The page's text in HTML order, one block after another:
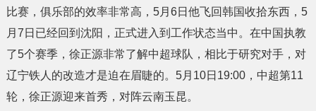
比赛，俱乐部的效率非常高，5月6日他飞回韩国收拾东西，5
月7日已经回到沈阳，正式进入到工作状态当中。在中国执教
了5个赛季，徐正源非常了解中超球队，相比于研究对手，对
辽宁铁人的改造才是迫在眉睫的。5月10日19:00，中超第11
轮，徐正源迎来首秀，对阵云南玉昆。